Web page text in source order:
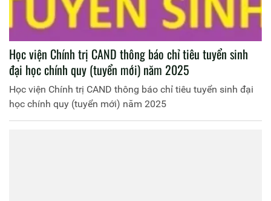
Học viện Chính trị CAND thông báo chỉ tiêu tuyển sinh
đại học chính quy (tuyển mới) năm 2025
Học viện Chính trị CAND thông báo chỉ tiêu tuyển sinh đại
học chính quy (tuyển mới) năm 2025